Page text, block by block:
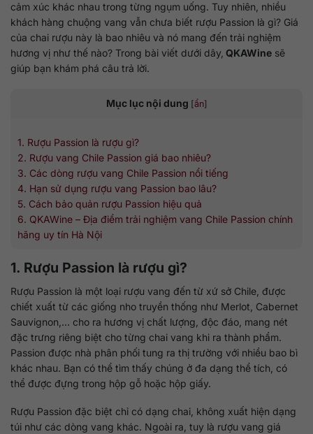
cảm xúc khác nhau trong từng ngụm uống. Tuy nhiên, nhiều
khách hàng chuộng vang vẫn chưa biết rượu Passion là gì? Giá
của chai rượu này là bao nhiêu và nó mang đến trải nghiệm
hương vị như thế nào? Trong bài viết dưới dây, QKAWine sẽ
giúp bạn khám phá câu trả lời.
Mục lục nội dung [ẩn]
1. Rượu Passion là rượu gì?
2. Rượu vang Chile Passion giá bao nhiêu?
3. Các dòng rượu vang Chile Passion nổi tiếng
4. Hạn sử dụng rượu vang Passion bao lâu?
5. Cách bảo quản rượu Passion hiệu quả
6. QKAWine – Địa điểm trải nghiệm vang Chile Passion chính
hãng uy tín Hà Nội
1. Rượu Passion là rượu gì?
Rượu Passion là một loại rượu vang đến từ xứ sở Chile, được
chiết xuất từ các giống nho truyền thống như Merlot, Cabernet
Sauvignon,… cho ra hương vị chất lượng, độc đáo, mang nét
đặc trưng riêng biệt cho từng chai vang khi ra thành phẩm.
Passion được nhà phân phối tung ra thị trường với nhiều bao bì
khác nhau. Bạn có thể tìm thấy chúng ở đa dạng thể tích, có
thể được đựng trong hộp gỗ hoặc hộp giấy.
Rượu Passion đặc biệt chỉ có dạng chai, không xuất hiện dạng
túi như các dòng vang khác. Ngoài ra, tuy là rượu vang giá